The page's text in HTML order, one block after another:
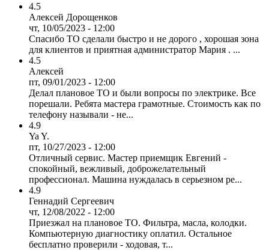
4.5
Алексей Дорощенков
чт, 10/05/2023 - 12:00
Спасибо ТО сделали быстро и не дорого , хорошая зона
для клиентов и приятная администратор Мария . ...
4.5
Алексей
пт, 09/01/2023 - 12:00
Делал плановое ТО и были вопросы по электрике. Все
порешали. Ребята мастера грамотные. Стоимость как по
телефону называли - не...
4.9
Ya Y.
пт, 10/27/2023 - 12:00
Отличный сервис. Мастер приемщик Евгений -
спокойный, вежливый, доброжелательный
профессионал. Машина нуждалась в серьезном ре...
4.9
Геннадий Сергеевич
чт, 12/08/2022 - 12:00
Приезжал на плановое ТО. Фильтра, масла, колодки.
Компьютерную диагностику оплатил. Остальное
бесплатно проверили - ходовая, т...